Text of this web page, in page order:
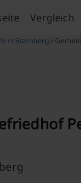
Vergleich
in Starnberg /